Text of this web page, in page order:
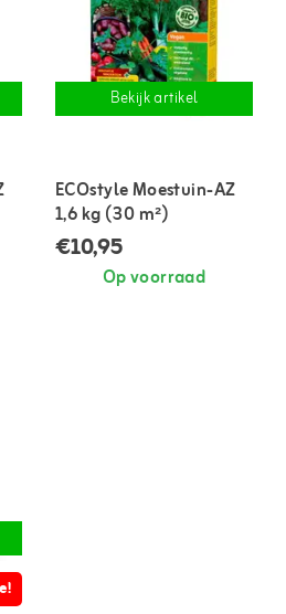
Bekijk artikel
ECOstyle Moestuin-AZ
1,6 kg (30 m²)
€10,95
Op voorraad